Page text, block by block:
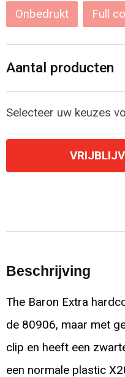
Onbedrukt Full
Aantal producten
Selecteer uw keuzes
Beschrijving
The Baron Extra
de 80906, maar met
clip en heeft een
een normale plastic